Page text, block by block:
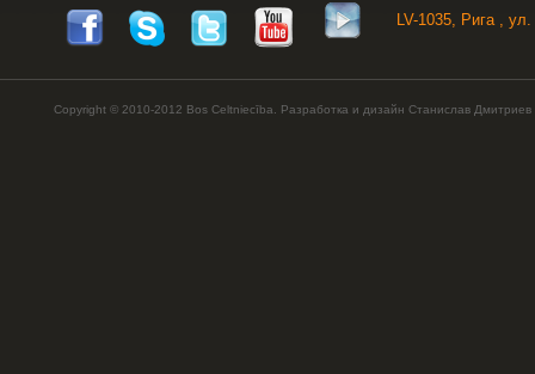
LV-1035, Рига ,
Copyright © 2010-2012 Bos Celtniecība. Разработка и дизайн Станислав